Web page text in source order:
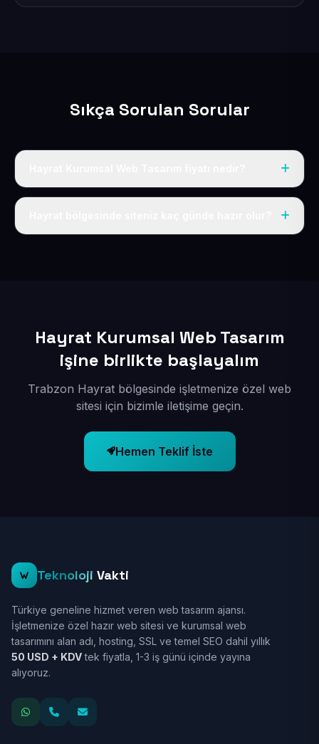
Sıkça Sorulan Sorular
Tek fiyat uygulanır: yıllık 50 USD + KDV. Bu bedele alan
Hayrat Kurumsal Web Tasarım
işine birlikte başlayalım
Trabzon Hayrat bölgesinde işletmenize özel web
sitesi için bizimle iletişime geçin.
Hemen Teklif İste
Teknoloji Vakti
Türkiye geneline hizmet veren web tasarım ajansı.
İşletmenize özel hazır web sitesi ve kurumsal web
tasarımını alan adı, hosting, SSL ve temel SEO dahil yıllık
50 USD + KDVtek fiyatla, 1-3 iş günü içinde yayına
alıyoruz.